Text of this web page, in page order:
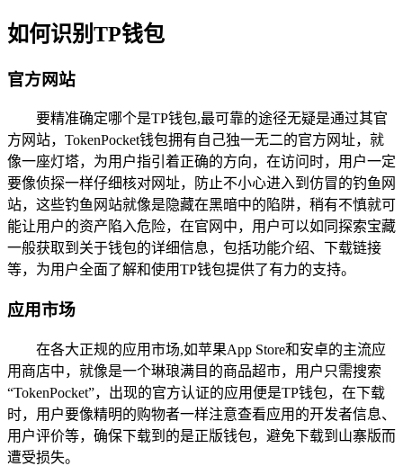
如何识别TP钱包
官方网站
要精准确定哪个是TP钱包,最可靠的途径无疑是通过其官
方网站，TokenPocket钱包拥有自己独一无二的官方网址，就
像一座灯塔，为用户指引着正确的方向，在访问时，用户一定
要像侦探一样仔细核对网址，防止不小心进入到仿冒的钓鱼网
站，这些钓鱼网站就像是隐藏在黑暗中的陷阱，稍有不慎就可
能让用户的资产陷入危险，在官网中，用户可以如同探索宝藏
一般获取到关于钱包的详细信息，包括功能介绍、下载链接
等，为用户全面了解和使用TP钱包提供了有力的支持。
应用市场
在各大正规的应用市场,如苹果App Store和安卓的主流应
用商店中，就像是一个琳琅满目的商品超市，用户只需搜索
“TokenPocket”，出现的官方认证的应用便是TP钱包，在下载
时，用户要像精明的购物者一样注意查看应用的开发者信息、
用户评价等，确保下载到的是正版钱包，避免下载到山寨版而
遭受损失。